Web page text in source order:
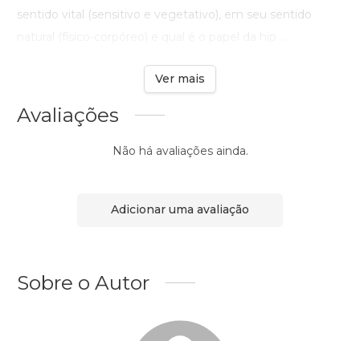
sentido vital (sensitivo e vegetativo), em seu sentido
Ver mais
Avaliações
Não há avaliações ainda.
Adicionar uma avaliação
Sobre o Autor